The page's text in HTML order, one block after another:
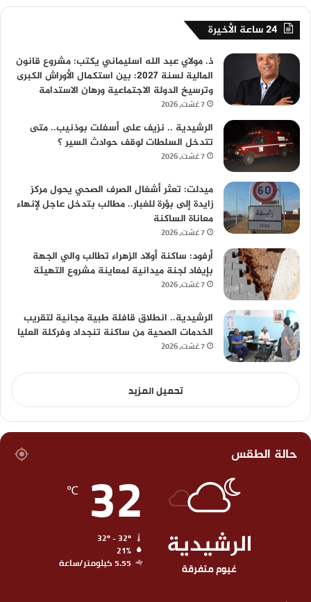
24 ساعة الأخيرة
ذ. مولاي عبد الله اسليماني يكتب: مشروع قانون
المالية لسنة 2027: بين استكمال الأوراش الكبرى
وترسيخ الدولة الاجتماعية ورهان الاستدامة
7 غشت، 2026
الرشيدية .. نزيف على أسفلت بوذنيب.. متى
تتدخل السلطات لوقف حوادث السير ؟
7 غشت، 2026
ميدلت: تعثر أشغال الصرف الصحي يحول مركز
زايدة إلى بؤرة للغبار.. مطالب بتدخل عاجل لإنهاء
معاناة الساكنة
7 غشت، 2026
أرفود: ساكنة أولاد الزهراء تطالب والي الجهة
بإيفاد لجنة ميدانية لمعاينة مشروع التهيئة
7 غشت، 2026
الرشيدية.. انطلاق قافلة طبية مجانية لتقريب
الخدمات الصحية من ساكنة تنجداد وفركلة العليا
7 غشت، 2026
تحميل المزيد
حالة الطقس
الرشيدية
غيوم متفرقة
32
℃
21%
5.55 كيلومتر/ساعة